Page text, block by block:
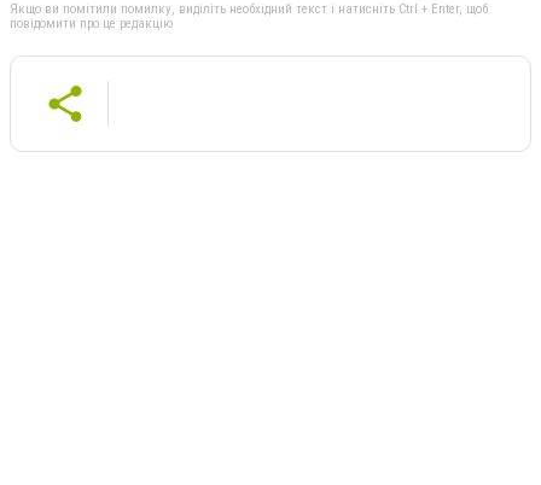
Якщо ви помітили помилку, виділіть необхідний текст і натисніть Ctrl + Enter, щоб
повідомити про це редакцію